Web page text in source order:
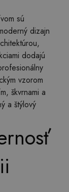
sú
dizajn
dodajú
vzorom
škvrnami a
a štýlový